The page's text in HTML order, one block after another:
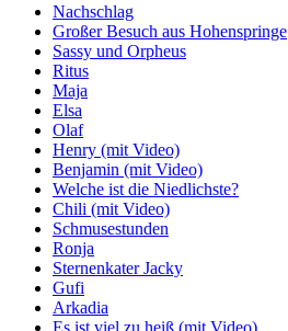
Nachschlag
Großer Besuch aus Hohenspringe
Sassy und Orpheus
Ritus
Maja
Elsa
Olaf
Henry (mit Video)
Benjamin (mit Video)
Welche ist die Niedlichste?
Chili (mit Video)
Schmusestunden
Ronja
Sternenkater Jacky
Gufi
Arkadia